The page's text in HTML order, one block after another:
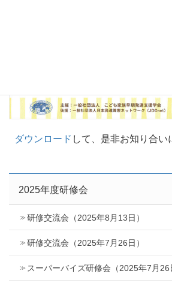
ダウンロード して、是非お知り合い
2025年度研修会
研修交流会（2025年8月13日）
研修交流会（2025年7月26日）
スーパーバイズ研修会（2025年7月26